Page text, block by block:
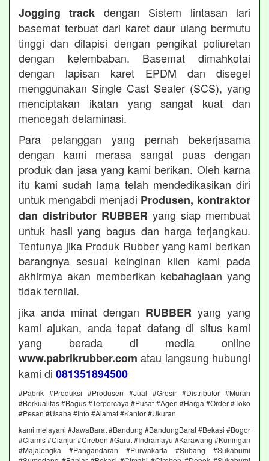
Jogging track dengan Sistem lintasan lari
basemat terbuat dari karet daur ulang bermutu
tinggi dan dilapisi dengan pengikat poliuretan
dengan kelembaban. Basemat dimahkotai
dengan lapisan karet EPDM dan disegel
menggunakan Single Cast Sealer (SCS), yang
menciptakan ikatan yang sangat kuat dan
mencegah delaminasi.
Para pelanggan yang pernah bekerjasama
dengan kami merasa sangat puas dengan
produk dan jasa yang kami berikan. Oleh karna
itu kami sudah lama telah mendedikasikan diri
untuk mengabdi menjadi Produsen, kontraktor
dan distributor RUBBER yang siap membuat
untuk hasil yang bagus dan harga terjangkau.
Tentunya jika Produk Rubber yang kami berikan
barangnya sesuai keinginan klien kami pada
akhirmya akan memberikan kebahagiaan yang
tidak ternilai.
jika anda minat dengan RUBBER yang yang
kami ajukan, anda tepat datang di situs kami
yang berada di media online
www.pabrikrubber.com atau langsung hubungi
kami di 081351894500
#Pabrik #Produksi #Produsen #Jual #Grosir #Distributor #Murah
#Berkualitas #Bagus #Terpercaya #Pusat #Agen #Harga #Order #Toko
#Pesan #Usaha #Info #Alamat #Kantor #Ukuran
kami melayani #JawaBarat #Bandung #BandungBarat #Bekasi #Bogor
#Ciamis #Cianjur #Cirebon #Garut #Indramayu #Karawang #Kuningan
#Majalengka #Pangandaran #Purwakarta #Subang #Sukabumi